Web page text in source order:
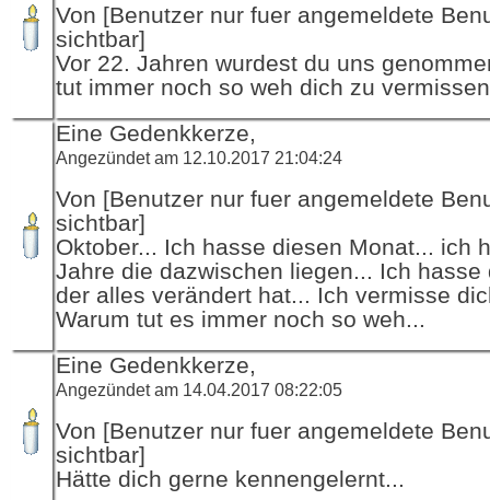
Von [Benutzer nur fuer angemeldete
sichtbar]
Vor 22. Jahren wurdest du uns
tut immer noch so weh dich zu
Eine Gedenkkerze,
Angezündet am 12.10.2017 21:04:24
Von [Benutzer nur fuer angemeldete
sichtbar]
Oktober... Ich hasse diesen Monat... ich
Jahre die dazwischen liegen... Ich hasse
der alles verändert hat... Ich vermisse
Warum tut es immer noch so weh...
Eine Gedenkkerze,
Angezündet am 14.04.2017 08:22:05
Von [Benutzer nur fuer angemeldete
sichtbar]
Hätte dich gerne kennengelernt...